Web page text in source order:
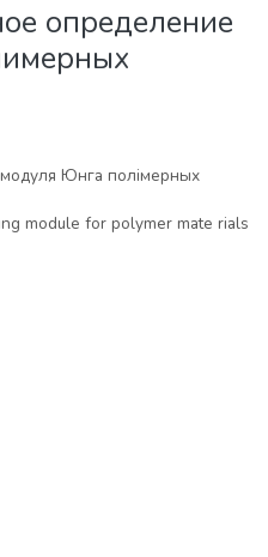
определение
Юнга полімерных
module for polymer mate rials